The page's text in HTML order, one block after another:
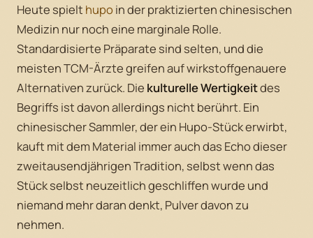
Heute spielt hupoin der praktizierten chinesischen
Medizin nur noch eine marginale Rolle.
Standardisierte Präparate sind selten, und die
meisten TCM-Ärzte greifen auf wirkstoffgenauere
Alternativen zurück. Die kulturelle Wertigkeitdes
Begriffs ist davon allerdings nicht berührt. Ein
chinesischer Sammler, der ein Hupo-Stück erwirbt,
kauft mit dem Material immer auch das Echo dieser
zweitausendjährigen Tradition, selbst wenn das
Stück selbst neuzeitlich geschliffen wurde und
niemand mehr daran denkt, Pulver davon zu
nehmen.